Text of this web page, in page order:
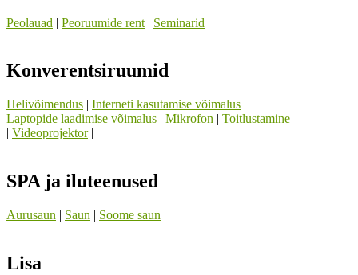
Peolauad | Peoruumide rent | Seminarid |
Konverentsiruumid
Helivõimendus | Interneti kasutamise võimalus |
Laptopide laadimise võimalus | Mikrofon | Toitlustamine
| Videoprojektor|
SPA ja iluteenused
Aurusaun | Saun | Soome saun |
Lisa